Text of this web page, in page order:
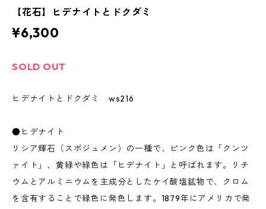
【花石】ヒデナイトとドクダミ
¥6,300
SOLD OUT
ヒデナイトとドクダミ ws216
●ヒデナイト
リシア輝石（スポジュメン）の一種で、ピンク色は「クンツ
ァイト」、黄緑や緑色は「ヒデナイト」と呼ばれます。リチ
ウムとアルミニウムを主成分としたケイ酸塩鉱物で、クロム
を含有することで緑色に発色します。1879年にアメリカで発